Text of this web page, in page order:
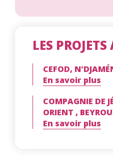
LES PROJETS
CEFOD,
En savoir plus
COMPAGNIE DE
ORIENT ,
En savoir plus